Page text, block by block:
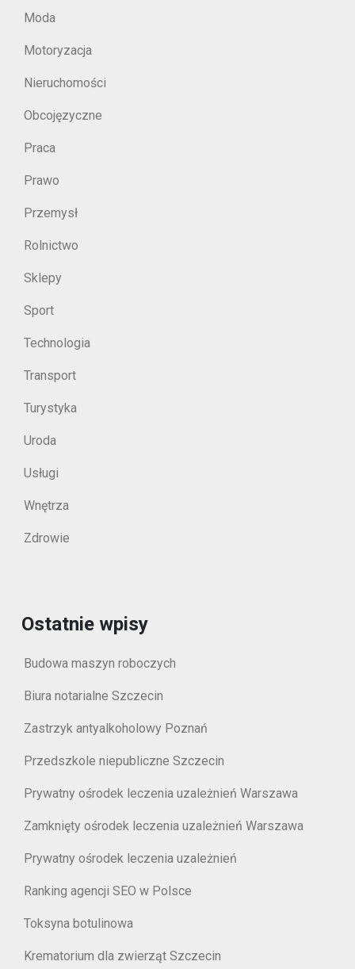
Moda
Motoryzacja
Nieruchomości
Obcojęzyczne
Praca
Prawo
Przemysł
Rolnictwo
Sklepy
Sport
Technologia
Transport
Turystyka
Uroda
Usługi
Wnętrza
Zdrowie
Ostatnie wpisy
Budowa maszyn roboczych
Biura notarialne Szczecin
Zastrzyk antyalkoholowy Poznań
Przedszkole niepubliczne Szczecin
Prywatny ośrodek leczenia uzależnień Warszawa
Zamknięty ośrodek leczenia uzależnień Warszawa
Prywatny ośrodek leczenia uzależnień
Ranking agencji SEO w Polsce
Toksyna botulinowa
Krematorium dla zwierząt Szczecin